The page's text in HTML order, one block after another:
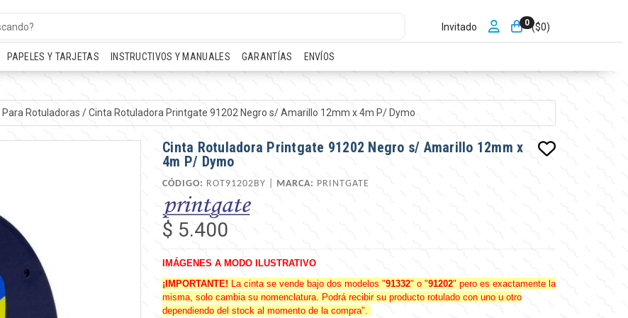
Invitado 0 ($0)
PAPELES Y TARJETAS INSTRUCTIVOS Y MANUALES GARANTÍAS ENVÍOS
Para Rotuladoras /Cinta Rotuladora Printgate 91202 Negro s/ Amarillo 12mm x 4m P/ Dymo
Cinta Rotuladora Printgate 91202 Negro s/ Amarillo 12mm x
4m P/ Dymo
CÓDIGO: ROT91202BY | MARCA: PRINTGATE
$ 5.400
IMÁGENES A MODO ILUSTRATIVO
¡IMPORTANTE! La cinta se vende bajo dos modelos "91332" o "91202" pero es exactamente la
misma, solo cambia su nomenclatura. Podrá recibir su producto rotulado con uno u otro
dependiendo del stock al momento de la compra".